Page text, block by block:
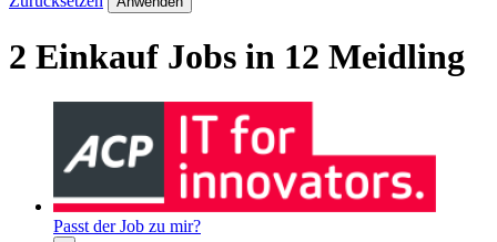
2 Einkauf Jobs in 12 Meidling
Passt der Job zu mir?